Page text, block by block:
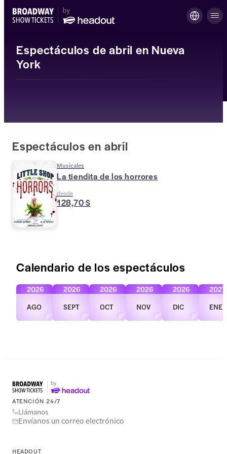
Espectáculos de abril en Nueva
York
Espectáculos en abril
Musicales
La tiendita de los horrores
desde
128,70 $
Calendario de los espectáculos
AGO
2026
SEPT
2026
OCT
2026
NOV
2026
DIC
2026
ENE
2027
ATENCIÓN 24/7
Llámanos
Envíanos un correo electrónico
HEADOUT